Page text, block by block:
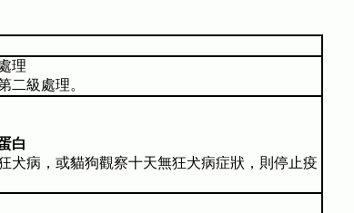
理
二級處理。
白
犬病，或貓狗觀察十天無狂犬病症狀，則停止疫